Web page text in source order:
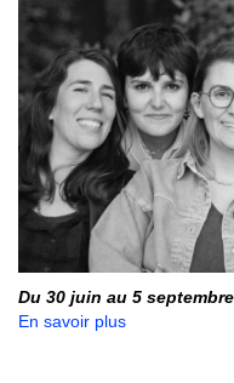
Du 30 juin au 5
En savoir plus